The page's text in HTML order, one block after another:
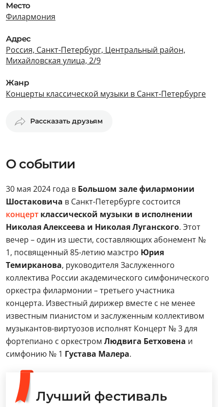
Место
Филармония
Адрес
Россия, Санкт-Петербург, Центральный район,
Михайловская улица, 2/9
Жанр
Концерты классической музыки в Санкт-Петербурге
Рассказать друзьям
О событии
30 мая 2024 года в Большом зале филармонии
Шостаковича в Санкт-Петербурге состоится
концерт классической музыки в исполнении
Николая Алексеева и Николая Луганского. Этот
вечер – один из шести, составляющих абонемент №
1, посвященный 85-летию маэстро Юрия
Темирканова, руководителя Заслуженного
коллектива России академического симфонического
оркестра филармонии – третьего участника
концерта. Известный дирижер вместе с не менее
известным пианистом и заслуженным коллективом
музыкантов-виртуозов исполнят Концерт № 3 для
фортепиано с оркестром Людвига Бетховена и
симфонию № 1 Густава Малера.
Лучший фестиваль